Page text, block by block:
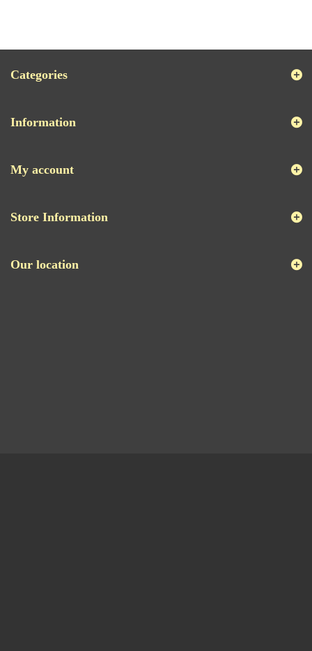
Categories
Information
My account
Store Information
Our location